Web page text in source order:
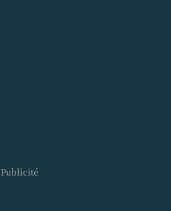
Publicité